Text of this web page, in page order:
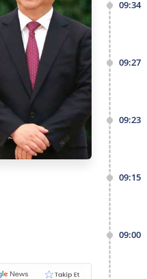
09:34
09:27
09:23
09:15
09:00